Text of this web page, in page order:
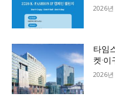
2026
타임
켓·이
2026